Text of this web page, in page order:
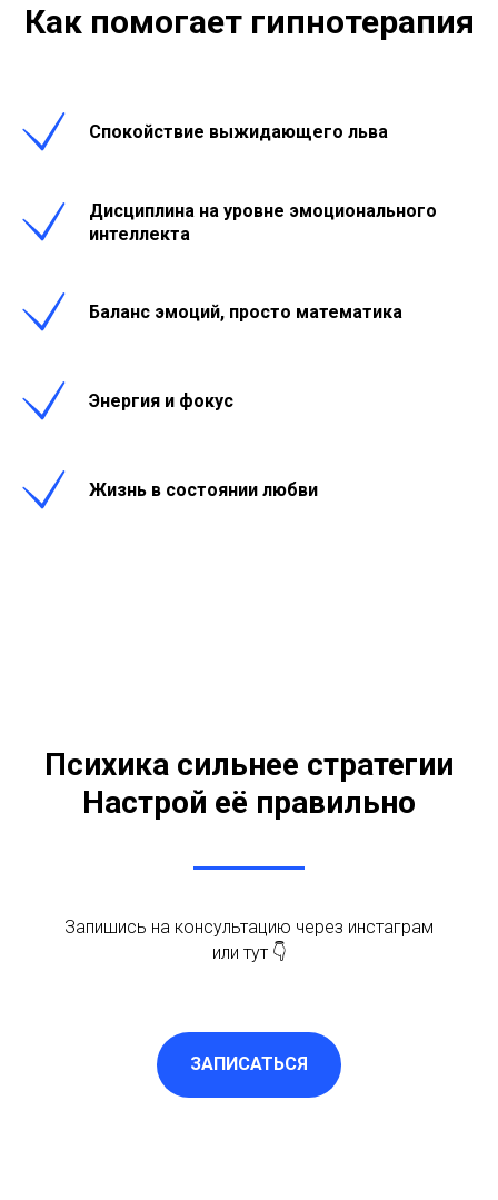
Как помогает гипнотерапия
Спокойствие выжидающего льва
Дисциплина на уровне эмоционального
интеллекта
Баланс эмоций, просто математика
Энергия и фокус
Жизнь в состоянии любви
Психика сильнее стратегии
Настрой её правильно
Запишись на консультацию через инстаграм
или тут 👇
ЗАПИСАТЬСЯ